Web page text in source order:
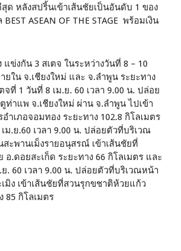
ด หลังสปริ้นเข้าเส้นชัยเป็นอันดับ 1 ของ
ASEAN OF THE STAGE พร้อมเงิน
ข่งกัน 3 สเตจ ในระหว่างวันที่ 8 – 10
ยใน จ.เชียงใหม่ และ จ.ลำพูน ระยะทาง
จที่ 1 วันที่ 8 เม.ย. 60 เวลา 9.00 น. ปล่อย
าแพ จ.เชียงใหม่ ผ่าน จ.ลำพูน ไปเข้า
ำเภอจอมทอง ระยะทาง 102.8 กิโลเมตร
ม.ย.60 เวลา 9.00 น. ปล่อยตัวที่บริเวณ
ะพานเม็งรายอนุสรณ์ เข้าเส้นชัยที่
อ.ดอยสะเก็ด ระยะทาง 66 กิโลเมตร และ
. 60 เวลา 9.00 น. ปล่อยตัวที่บริเวณหน้า
มิง เข้าเส้นชัยที่สวนรุกขชาติห้วยแก้ว
85 กิโลเมตร